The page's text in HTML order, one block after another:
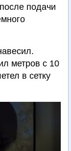
подачи
метров с 10
в сетку